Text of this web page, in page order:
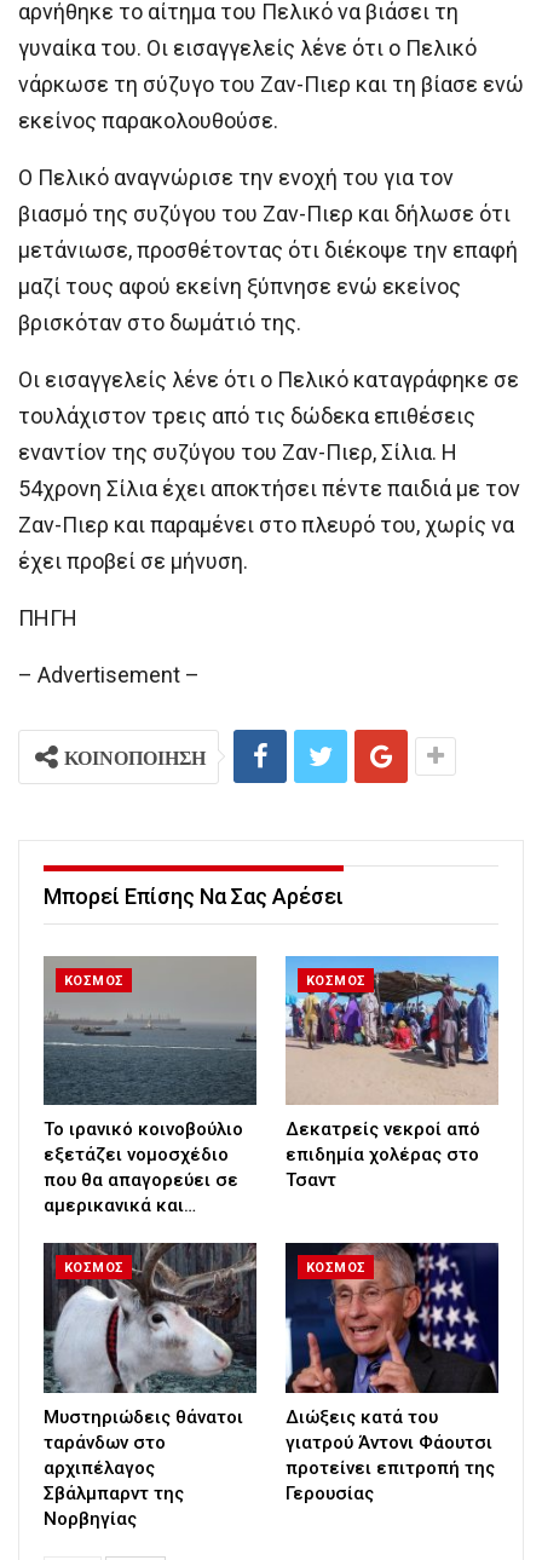
αρνήθηκε το αίτημα του Πελικό να βιάσει τη
γυναίκα του. Οι εισαγγελείς λένε ότι ο Πελικό
νάρκωσε τη σύζυγο του Ζαν-Πιερ και τη βίασε ενώ
εκείνος παρακολουθούσε.
Ο Πελικό αναγνώρισε την ενοχή του για τον
βιασμό της συζύγου του Ζαν-Πιερ και δήλωσε ότι
μετάνιωσε, προσθέτοντας ότι διέκοψε την επαφή
μαζί τους αφού εκείνη ξύπνησε ενώ εκείνος
βρισκόταν στο δωμάτιό της.
Οι εισαγγελείς λένε ότι ο Πελικό καταγράφηκε σε
τουλάχιστον τρεις από τις δώδεκα επιθέσεις
εναντίον της συζύγου του Ζαν-Πιερ, Σίλια. Η
54χρονη Σίλια έχει αποκτήσει πέντε παιδιά με τον
Ζαν-Πιερ και παραμένει στο πλευρό του, χωρίς να
έχει προβεί σε μήνυση.
ΠΗΓΗ
– Advertisement –
ΚΟΙΝΟΠΟΙΗΣΗ
Μπορεί Επίσης Να Σας Αρέσει
ΚΟΣΜΟΣ
Το ιρανικό κοινοβούλιο
εξετάζει νομοσχέδιο
που θα απαγορεύει σε
αμερικανικά και…
ΚΟΣΜΟΣ
Δεκατρείς νεκροί από
επιδημία χολέρας στο
Τσαντ
ΚΟΣΜΟΣ
Μυστηριώδεις θάνατοι
ταράνδων στο
αρχιπέλαγος
Σβάλμπαρντ της
Νορβηγίας
ΚΟΣΜΟΣ
Διώξεις κατά του
γιατρού Άντονι Φάουτσι
προτείνει επιτροπή της
Γερουσίας